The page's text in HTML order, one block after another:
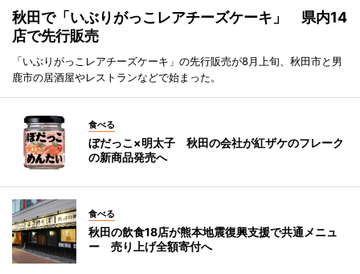
秋田で「いぶりがっこレアチーズケーキ」 県内14
店で先行販売
「いぶりがっこレアチーズケーキ」の先行販売が8月上旬、秋田市と男
鹿市の居酒屋やレストランなどで始まった。
食べる
ぼだっこ×明太子 秋田の会社が紅ザケのフレーク
の新商品発売へ
食べる
秋田の飲食18店が熊本地震復興支援で共通メニュ
ー 売り上げ全額寄付へ